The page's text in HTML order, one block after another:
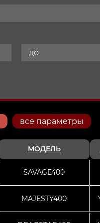
все параметры
МОДЕЛЬ
SAVAGE400
MAJESTY400